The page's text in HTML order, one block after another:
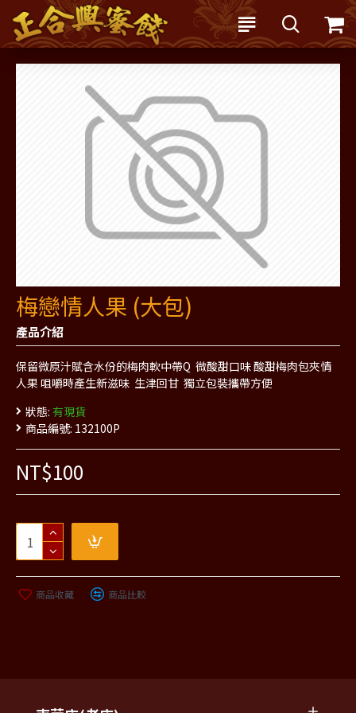
梅戀情人果 (大包)
產品介紹
保留微原汁賦含水份的梅肉軟中帶Q 微酸甜口味 酸甜梅肉包夾情
人果 咀嚼時產生新滋味 生津回甘 獨立包裝攜帶方便
狀態: 有現貨
商品編號: 132100P
NT$100
商品收藏 商品比較